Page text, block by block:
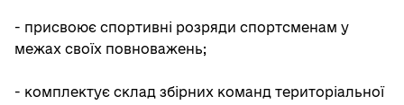
- присвоює спортивні розряди спортсменам у
межах своїх повноважень;
- комплектує склад збірних команд територіальної